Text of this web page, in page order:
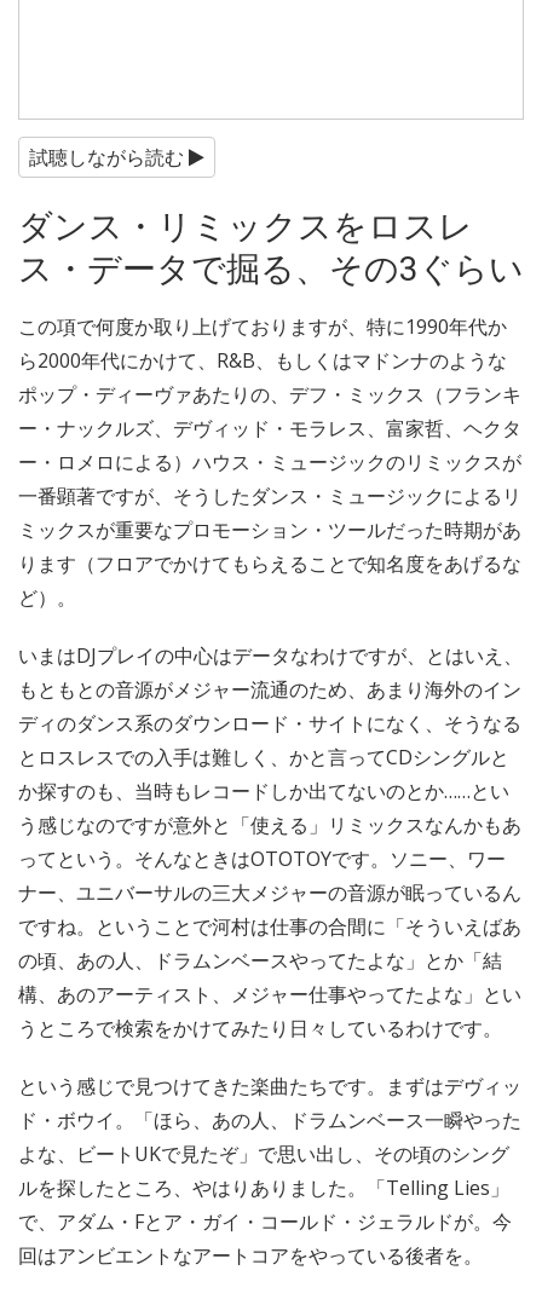
試聴しながら読む
ダンス・リミックスをロスレ
ス・データで掘る、その3ぐらい
この項で何度か取り上げておりますが、特に1990年代か
ら2000年代にかけて、R&B、もしくはマドンナのような
ポップ・ディーヴァあたりの、デフ・ミックス（フランキ
ー・ナックルズ、デヴィッド・モラレス、富家哲、ヘクタ
ー・ロメロによる）ハウス・ミュージックのリミックスが
一番顕著ですが、そうしたダンス・ミュージックによるリ
ミックスが重要なプロモーション・ツールだった時期があ
ります（フロアでかけてもらえることで知名度をあげるな
ど）。
いまはDJプレイの中心はデータなわけですが、とはいえ、
もともとの音源がメジャー流通のため、あまり海外のイン
ディのダンス系のダウンロード・サイトになく、そうなる
とロスレスでの入手は難しく、かと言ってCDシングルと
か探すのも、当時もレコードしか出てないのとか……とい
う感じなのですが意外と「使える」リミックスなんかもあ
ってという。そんなときはOTOTOYです。ソニー、ワー
ナー、ユニバーサルの三大メジャーの音源が眠っているん
ですね。ということで河村は仕事の合間に「そういえばあ
の頃、あの人、ドラムンベースやってたよな」とか「結
構、あのアーティスト、メジャー仕事やってたよな」とい
うところで検索をかけてみたり日々しているわけです。
という感じで見つけてきた楽曲たちです。まずはデヴィッ
ド・ボウイ。「ほら、あの人、ドラムンベース一瞬やった
よな、ビートUKで見たぞ」で思い出し、その頃のシング
ルを探したところ、やはりありました。「Telling Lies」
で、アダム・Fとア・ガイ・コールド・ジェラルドが。今
回はアンビエントなアートコアをやっている後者を。